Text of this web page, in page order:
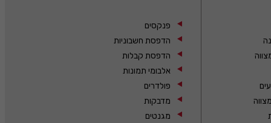
פנקסים
הדפסת חשבוניות
הדפסת קבלות
אלבומי תמונות
פולדרים
מדבקות
מגנטים